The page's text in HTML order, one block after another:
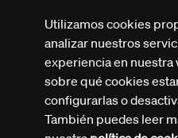
info@adcv.com
Todos los derechos
Utilizamos cookies
analizar nuestros
experiencia en nuestra
sobre qué cookies
configurarlas o
También puedes leer